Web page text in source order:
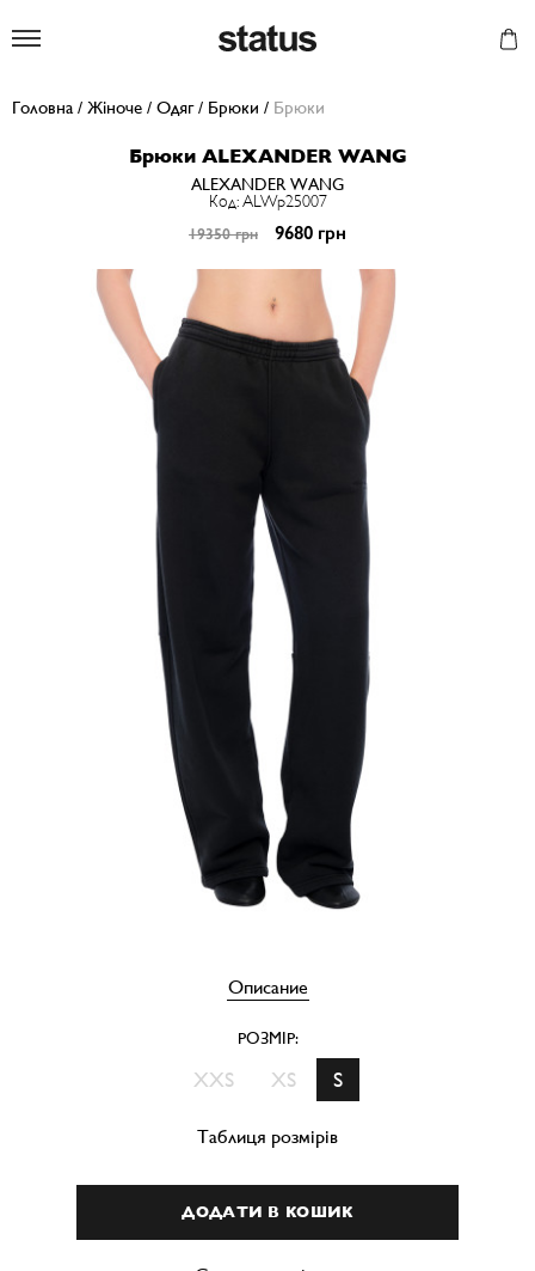
Головна / Жіноче / Одяг/ Брюки / Брюки
Брюки ALEXANDER WANG
ALEXANDER WANG
Код: ALWp25007
19350 грн 9680 грн
Описание
РОЗМІР:
XXS XS S
Таблиця розмірів
ДОДАТИ В КОШИК